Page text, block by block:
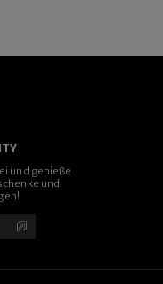
und genieße
und